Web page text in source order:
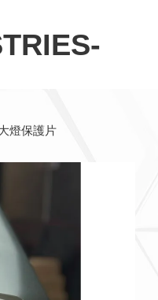
燈保護片